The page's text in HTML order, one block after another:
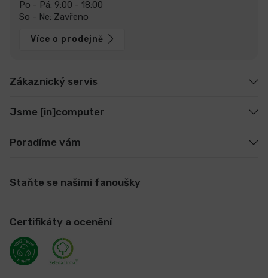
Po - Pá: 9:00 - 18:00
So - Ne: Zavřeno
Více o prodejně
Zákaznický servis
Jsme [in]computer
Poradíme vám
Staňte se našimi fanoušky
Certifikáty a ocenění